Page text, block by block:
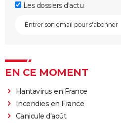
Les dossiers d'actu
EN CE MOMENT
Hantavirus en France
Incendies en France
Canicule d'août